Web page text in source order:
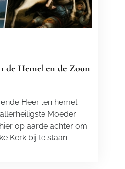
de Hemel en de Zoon
Heer ten hemel
Moeder
op aarde achter om
Kerk bij te staan.